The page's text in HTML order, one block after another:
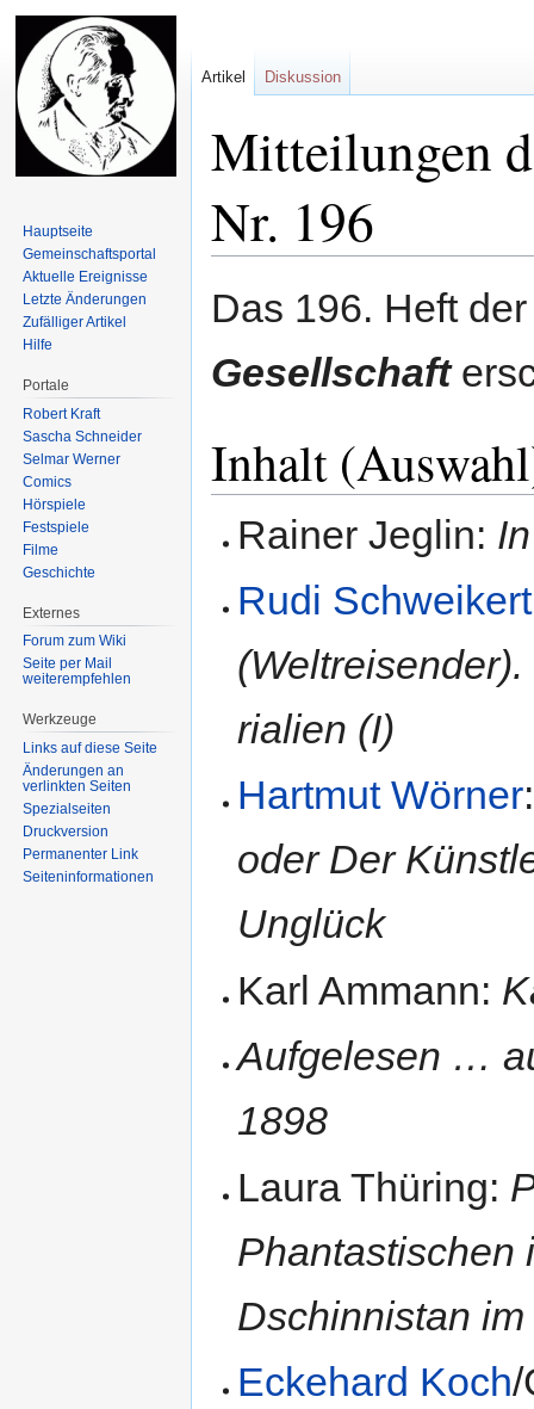
Mitteilungen
Nr. 196
Navigation
Suche
Das 196. Heft
Gesellschaft
Inhalt
Rainer Jeglin:
Rudi Schweikert
ria­li­en (I)
Hartmut Wörner
oder Der
Un­glück
Karl Ammann:
Aufgelesen …
1898
Laura Thüring:
Phantastischen
Dschin­ni­stan
Eckehard Koch/
Artikel Diskussion
Hauptseite
Gemeinschafts­portal
Aktuelle Ereignisse
Letzte Änderungen
Zufälliger Artikel
Hilfe
Portale
Robert Kraft
Sascha Schneider
Selmar Werner
Comics
Hörspiele
Festspiele
Filme
Geschichte
Externes
Forum zum Wiki
Seite per Mail
weiterempfehlen
Werkzeuge
Links auf diese Seite
Änderungen an
verlinkten Seiten
Spezialseiten
Druckversion
Permanenter Link
Seiten­informationen